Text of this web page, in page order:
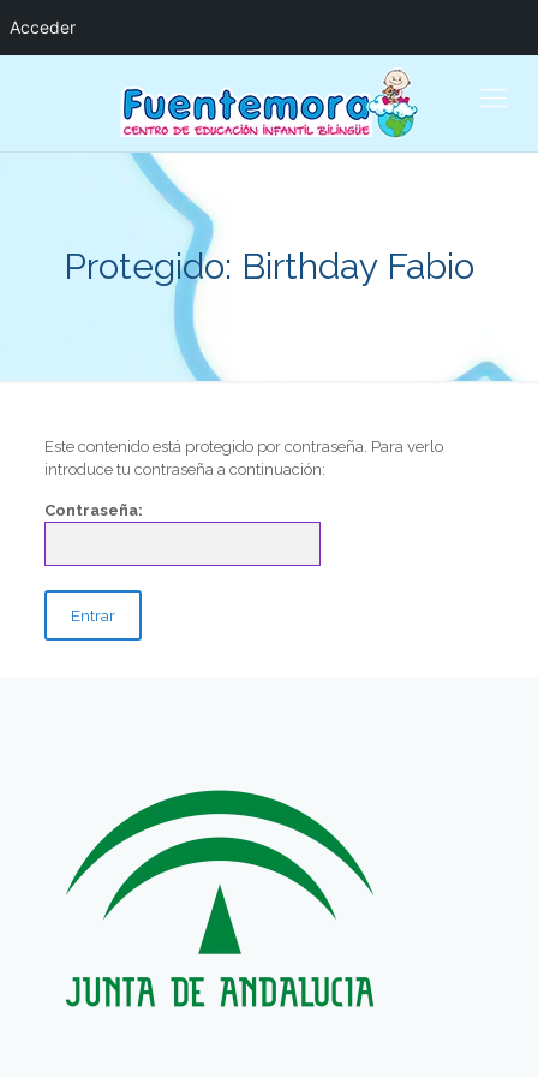
Protegido: Birthday Fabio
Este contenido está protegido por contraseña. Para verlo
introduce tu contraseña a continuación:
Contraseña:
Acceder